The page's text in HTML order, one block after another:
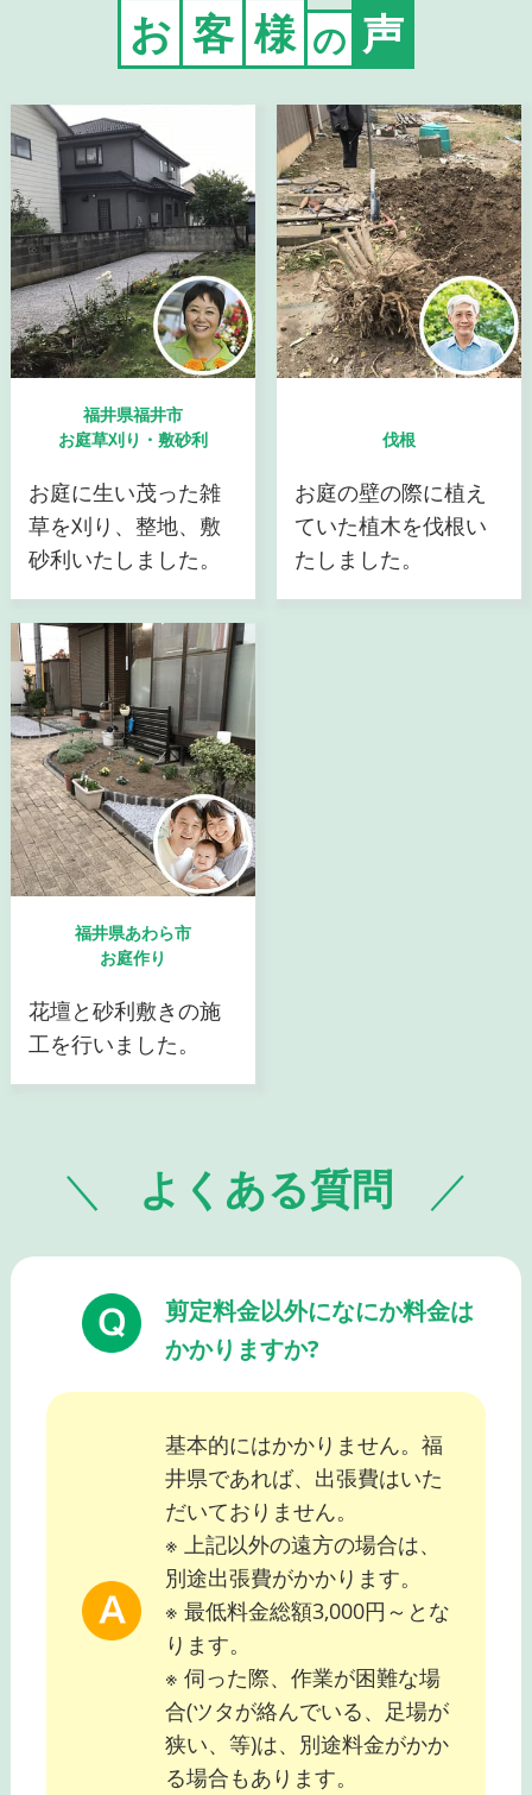
お 客 様 の 声
福井県福井市
お庭草刈り・敷砂利
お庭に生い茂った雑
草を刈り、整地、敷
砂利いたしました。
伐根
お庭の壁の際に植え
ていた植木を伐根い
たしました。
福井県あわら市
お庭作り
花壇と砂利敷きの施
工を行いました。
よくある質問
剪定料金以外になにか料金は
かかりますか?
基本的にはかかりません。福
井県であれば、出張費はいた
だいておりません。
※ 上記以外の遠方の場合は、
別途出張費がかかります。
※ 最低料金総額3,000円～とな
ります。
※ 伺った際、作業が困難な場
合(ツタが絡んでいる、足場が
狭い、等)は、別途料金がかか
る場合もあります。